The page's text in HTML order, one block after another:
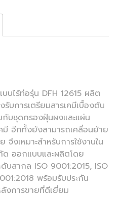
ไร้ท่อรุ่น DFH 12615 ผลิต
บการเตรียมสารเคมีเบื้องต้น
บชุดกรองฝุ่นผงและแผ่น
มี อีกทั้งยังสามารถเคลื่อนย้าย
จึงเหมาะสำหรับการใช้งานใน
ออกแบบและผลิตโดย
บสากล ISO 9001:2015, ISO
พร้อมรับประกัน
งการขายที่ดีเยี่ยม